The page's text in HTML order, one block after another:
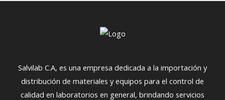
Salvilab C.A, es una empresa dedicada a la importación y
distribución de materiales y equipos para el control de
calidad en laboratorios en general, brindando servicios